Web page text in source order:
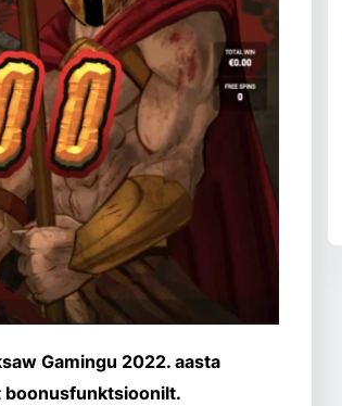
Gamingu 2022. aasta
boonusfunktsioonilt.